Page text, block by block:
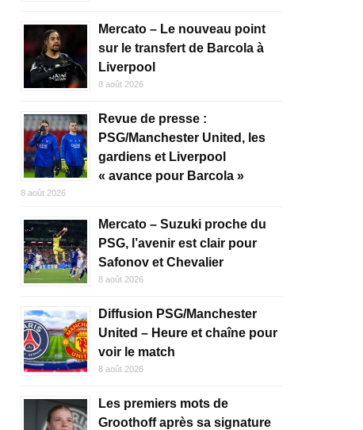
Mercato – Le nouveau point
sur le transfert de Barcola à
Liverpool
8 août 2026
Revue de presse :
PSG/Manchester United, les
gardiens et Liverpool
« avance pour Barcola »
8 août 2026
Mercato – Suzuki proche du
PSG, l’avenir est clair pour
Safonov et Chevalier
8 août 2026
Diffusion PSG/Manchester
United – Heure et chaîne pour
voir le match
8 août 2026
Les premiers mots de
Groothoff après sa signature